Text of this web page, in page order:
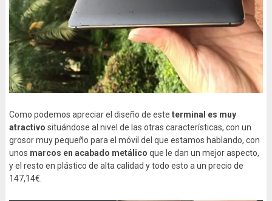
Como podemos apreciar el diseño de este terminal es muy
atractivo situándose al nivel de las otras características, con un
grosor muy pequeño para el móvil del que estamos hablando, con
unos marcos en acabado metálico que le dan un mejor aspecto,
y el resto en plástico de alta calidad y todo esto a un precio de
147,14€.